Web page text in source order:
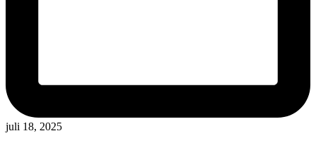
juli 18, 2025